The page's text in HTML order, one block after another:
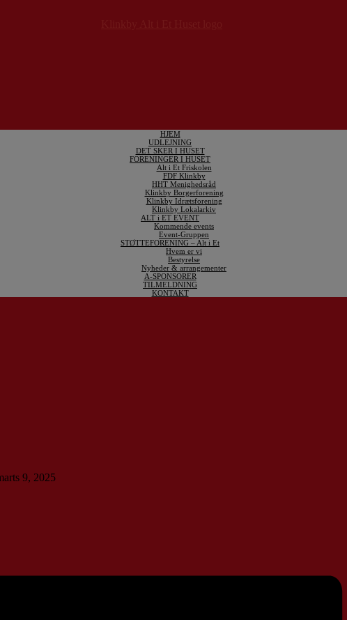
HJEM
UDLEJNING
DET SKER I HUSET
FORENINGER I HUSET
Alt i Et Friskolen
FDF Klinkby
HHT Menighedsråd
Klinkby Borgerforening
Klinkby Idrætsforening
Klinkby Lokalarkiv
ALT i ET EVENT
Kommende events
Event-Gruppen
STØTTEFORENING – Alt i Et
Hvem er vi
Bestyrelse
Nyheder & arrangementer
A-SPONSORER
TILMELDNING
KONTAKT
9, 2025